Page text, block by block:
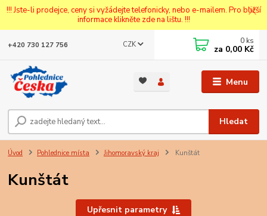
!!! Jste-li prodejce, ceny si vyžádejte telefonicky, nebo e-mailem. Pro bližší
informace klikněte zde na lištu. !!!
Menu
CZK
Hledat
+420 730 127 756 0 ks
za 0,00 Kč
Úvod Pohlednice místa Jihomoravský kraj Kunštát
Kunštát
Upřesnit parametry